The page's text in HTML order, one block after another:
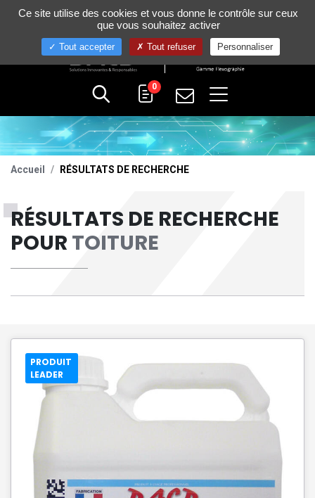
+33 (0)4 75 58 80 10
0
Accueil RÉSULTATS DE RECHERCHE
RÉSULTATS DE RECHERCHE
POUR TOITURE
PRODUIT
LEADER
Gestion de vos préférences sur les cookies
Ce site utilise des cookies et vous donne le contrôle sur ceux
que vous souhaitez activer
Tout accepter Tout refuser Personnaliser